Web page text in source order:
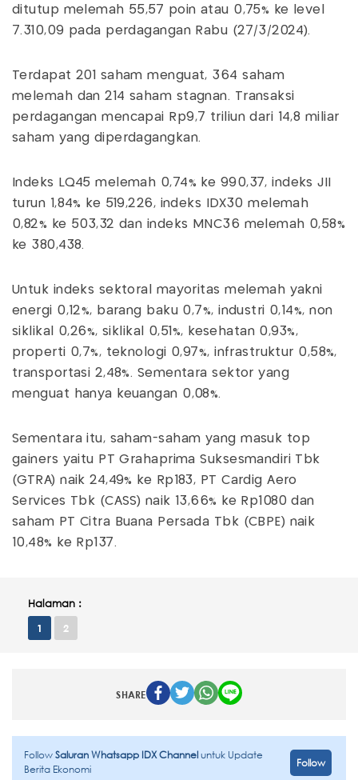
ditutup melemah 55,57 poin atau 0,75% ke level
7.310,09 pada perdagangan Rabu (27/3/2024).
Terdapat 201 saham menguat, 364 saham
melemah dan 214 saham stagnan. Transaksi
perdagangan mencapai Rp9,7 triliun dari 14,8 miliar
saham yang diperdagangkan.
Indeks LQ45 melemah 0,74% ke 990,37, indeks JII
turun 1,84% ke 519,226, indeks IDX30 melemah
0,82% ke 503,32 dan indeks MNC36 melemah 0,58%
ke 380,438.
Untuk indeks sektoral mayoritas melemah yakni
energi 0,12%, barang baku 0,7%, industri 0,14%, non
siklikal 0,26%, siklikal 0,51%, kesehatan 0,93%,
properti 0,7%, teknologi 0,97%, infrastruktur 0,58%,
transportasi 2,48%. Sementara sektor yang
menguat hanya keuangan 0,08%.
Sementara itu, saham-saham yang masuk top
gainers yaitu PT Grahaprima Suksesmandiri Tbk
(GTRA) naik 24,49% ke Rp183, PT Cardig Aero
Services Tbk (CASS) naik 13,66% ke Rp1080 dan
saham PT Citra Buana Persada Tbk (CBPE) naik
10,48% ke Rp137.
Halaman :
1 2
SHARE
FollowSaluran Whatsapp IDX Channeluntuk Update
Berita Ekonomi
Follow